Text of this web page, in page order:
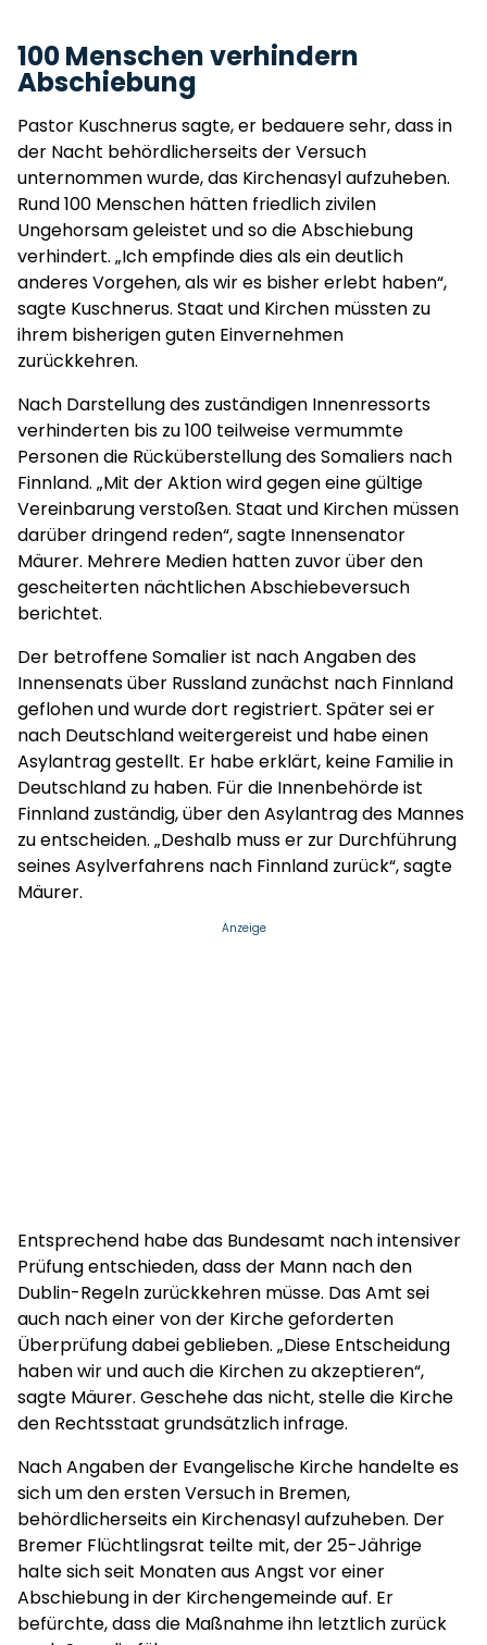
100 Menschen verhindern
Abschiebung
Pastor Kuschnerus sagte, er bedauere sehr, dass in
der Nacht behördlicherseits der Versuch
unternommen wurde, das Kirchenasyl aufzuheben.
Rund 100 Menschen hätten friedlich zivilen
Ungehorsam geleistet und so die Abschiebung
verhindert. „Ich empfinde dies als ein deutlich
anderes Vorgehen, als wir es bisher erlebt haben“,
sagte Kuschnerus. Staat und Kirchen müssten zu
ihrem bisherigen guten Einvernehmen
zurückkehren.
Nach Darstellung des zuständigen Innenressorts
verhinderten bis zu 100 teilweise vermummte
Personen die Rücküberstellung des Somaliers nach
Finnland. „Mit der Aktion wird gegen eine gültige
Vereinbarung verstoßen. Staat und Kirchen müssen
darüber dringend reden“, sagte Innensenator
Mäurer. Mehrere Medien hatten zuvor über den
gescheiterten nächtlichen Abschiebeversuch
berichtet.
Der betroffene Somalier ist nach Angaben des
Innensenats über Russland zunächst nach Finnland
geflohen und wurde dort registriert. Später sei er
nach Deutschland weitergereist und habe einen
Asylantrag gestellt. Er habe erklärt, keine Familie in
Deutschland zu haben. Für die Innenbehörde ist
Finnland zuständig, über den Asylantrag des Mannes
zu entscheiden. „Deshalb muss er zur Durchführung
seines Asylverfahrens nach Finnland zurück“, sagte
Mäurer.
Anzeige
Entsprechend habe das Bundesamt nach intensiver
Prüfung entschieden, dass der Mann nach den
Dublin-Regeln zurückkehren müsse. Das Amt sei
auch nach einer von der Kirche geforderten
Überprüfung dabei geblieben. „Diese Entscheidung
haben wir und auch die Kirchen zu akzeptieren“,
sagte Mäurer. Geschehe das nicht, stelle die Kirche
den Rechtsstaat grundsätzlich infrage.
Nach Angaben der Evangelische Kirche handelte es
sich um den ersten Versuch in Bremen,
behördlicherseits ein Kirchenasyl aufzuheben. Der
Bremer Flüchtlingsrat teilte mit, der 25-Jährige
halte sich seit Monaten aus Angst vor einer
Abschiebung in der Kirchengemeinde auf. Er
befürchte, dass die Maßnahme ihn letztlich zurück